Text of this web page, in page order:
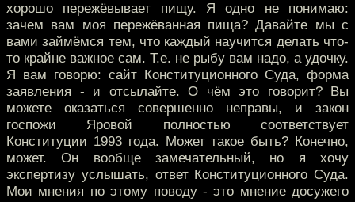
хорошо пережёвывает пищу. Я одно не понимаю:
зачем вам моя пережёванная пища? Давайте мы с
вами займёмся тем, что каждый научится делать что-
то крайне важное сам. Т.е. не рыбу вам надо, а удочку.
Я вам говорю: сайт Конституционного Суда, форма
заявления - и отсылайте. О чём это говорит? Вы
можете оказаться совершенно неправы, и закон
госпожи Яровой полностью соответствует
Конституции 1993 года. Может такое быть? Конечно,
может. Он вообще замечательный, но я хочу
экспертизу услышать, ответ Конституционного Суда.
Мои мнения по этому поводу - это мнение досужего